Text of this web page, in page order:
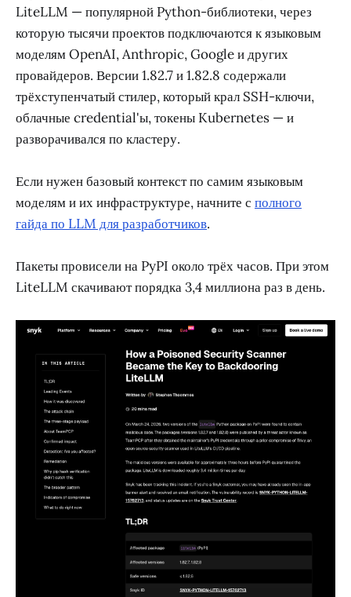
LiteLLM — популярной Python-библиотеки, через
которую тысячи проектов подключаются к языковым
моделям OpenAI, Anthropic, Google и других
провайдеров. Версии 1.82.7 и 1.82.8 содержали
трёхступенчатый стилер, который крал SSH-ключи,
облачные credential'ы, токены Kubernetes — и
разворачивался по кластеру.
Если нужен базовый контекст по самим языковым
моделям и их инфраструктуре, начните с полного
гайда по LLM для разработчиков.
Пакеты провисели на PyPI около трёх часов. При этом
LiteLLM скачивают порядка 3,4 миллиона раз в день.